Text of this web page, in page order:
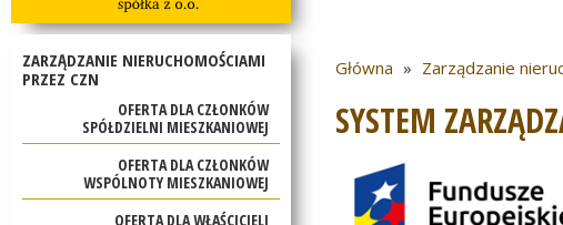
ZARZĄDZANIE NIERUCHOMOŚCIAMI
PRZEZ CZN
OFERTA DLA CZŁONKÓW
SPÓŁDZIELNI MIESZKANIOWEJ
OFERTA DLA CZŁONKÓW
WSPÓLNOTY MIESZKANIOWEJ
OFERTA DLA WŁAŚCICIELI
Główna » Zarządzanie
SYSTEM